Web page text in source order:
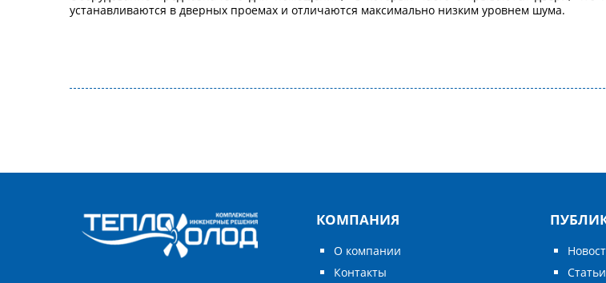
устанавливаются в дверных проемах и отличаются максимально низким уровнем шума.
КОМПАНИЯ
О компании
Контакты